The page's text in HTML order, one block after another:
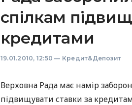
спілкам
кредитами
19.01.2010, 12:50 — Кредит&Депозит
Верховна Рада має намір
підвищувати ставки за